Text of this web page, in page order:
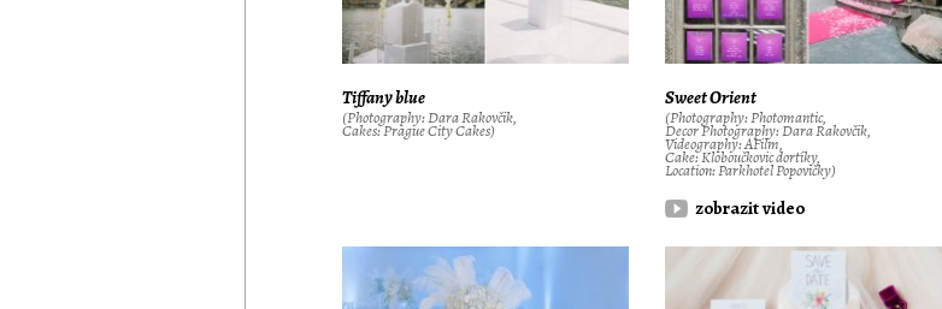
Tiffany blue
(Photography: Dara Rakovčik,
Cakes: Prague City Cakes)
Sweet Orient
(Photography: Photomantic,
Decor Photography: Dara Rakovčik,
Videography: AFilm,
Cake: Kloboučkovic dortíky,
Location: Parkhotel Popovičky)
zobrazit video